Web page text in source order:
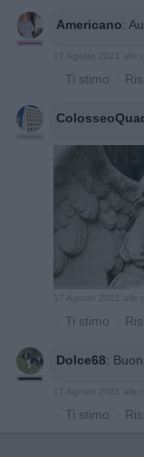
Americano:
17 Agosto 2021 alle
· Ti stimo ·
17 Agosto 2021 alle
· Ti stimo ·
Dolce68:
17 Agosto 2021 alle
· Ti stimo ·